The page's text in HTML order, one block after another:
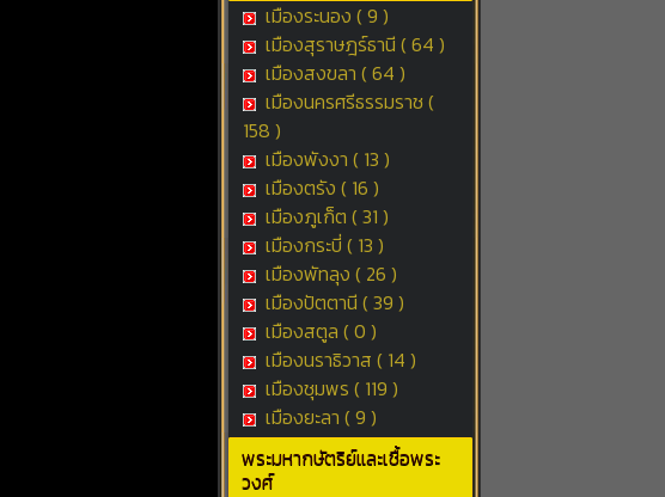
เมืองระนอง ( 9 )
เมืองสุราษฎร์ธานี ( 64 )
เมืองสงขลา ( 64 )
เมืองนครศรีธรรมราช (
158 )
เมืองพังงา ( 13 )
เมืองตรัง ( 16 )
เมืองภูเก็ต ( 31 )
เมืองกระบี่ ( 13 )
เมืองพัทลุง ( 26 )
เมืองปัตตานี ( 39 )
เมืองสตูล ( 0 )
เมืองนราธิวาส ( 14 )
เมืองชุมพร ( 119 )
เมืองยะลา ( 9 )
พระมหากษัตริย์และเชื้อพระ
วงศ์